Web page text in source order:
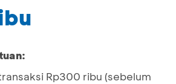
Rp300 ribu (sebelum